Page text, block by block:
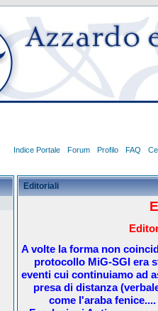
Indice Portale Forum Profilo FAQ
Editoriali
A volte la forma non
protocollo MiG-SGI era
eventi cui continuiamo ad
presa di distanza
come l'araba